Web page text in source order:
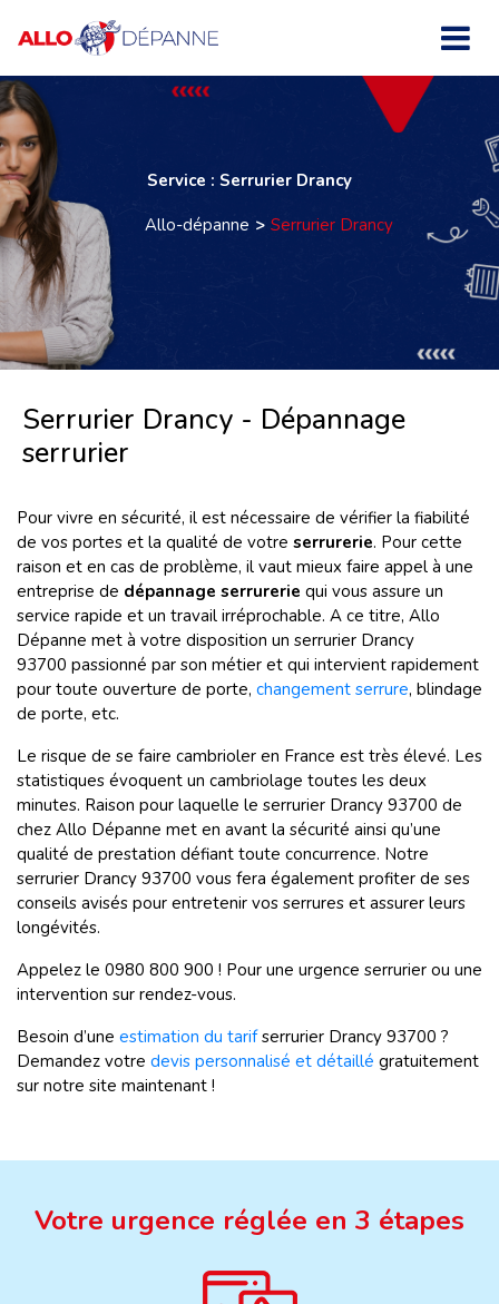
Service : Serrurier Drancy
Allo-dépanne
Serrurier Drancy
Serrurier Drancy - Dépannage
serrurier
Pour vivre en sécurité, il est nécessaire de vérifier la fiabilité
de vos portes et la qualité de votre serrurerie. Pour cette
raison et en cas de problème, il vaut mieux faire appel à une
entreprise de dépannage serrurerie qui vous assure un
service rapide et un travail irréprochable. A ce titre, Allo
Dépanne met à votre disposition un serrurier Drancy
93700 passionné par son métier et qui intervient rapidement
pour toute ouverture de porte, changement serrure, blindage
de porte, etc.
Le risque de se faire cambrioler en France est très élevé. Les
statistiques évoquent un cambriolage toutes les deux
minutes. Raison pour laquelle le serrurier Drancy 93700 de
chez Allo Dépanne met en avant la sécurité ainsi qu’une
qualité de prestation défiant toute concurrence. Notre
serrurier Drancy 93700 vous fera également profiter de ses
conseils avisés pour entretenir vos serrures et assurer leurs
longévités.
Appelez le 0980 800 900 ! Pour une urgence serrurier ou une
intervention sur rendez-vous.
Besoin d’une estimation du tarifserrurier Drancy 93700 ?
Demandez votre devis personnalisé et détaillé gratuitement
sur notre site maintenant !
Votre urgence réglée en 3 étapes